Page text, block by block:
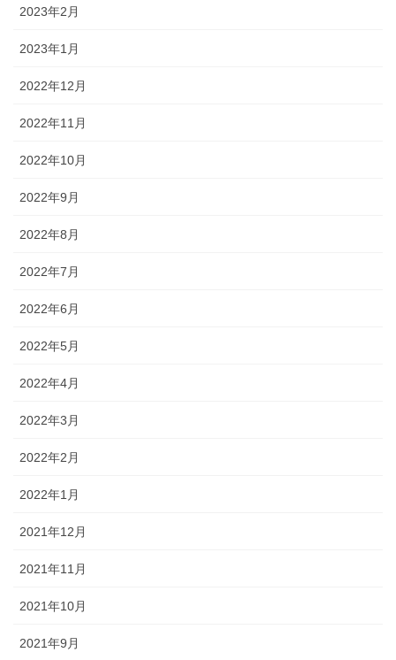
2023年2月
2023年1月
2022年12月
2022年11月
2022年10月
2022年9月
2022年8月
2022年7月
2022年6月
2022年5月
2022年4月
2022年3月
2022年2月
2022年1月
2021年12月
2021年11月
2021年10月
2021年9月